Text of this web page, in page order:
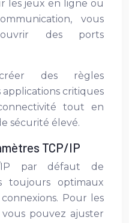
les jeux en ligne ou
vous
des ports
des règles
applications critiques
tout en
sécurité élevé.
TCP/IP
IP par défaut de
toujours optimaux
Pour les
pouvez ajuster